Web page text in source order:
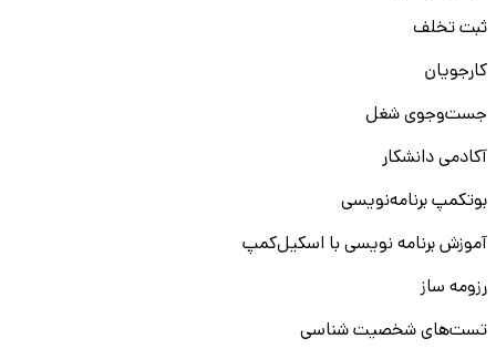
ثبت تخلف
کارجویان
جست‌و‌جوی شغل
آکادمی دانشکار
بوتکمپ برنامه‌نویسی
آموزش برنامه نویسی با اسکیل‌کمپ
رزومه ساز
تست‌های شخصیت شناسی